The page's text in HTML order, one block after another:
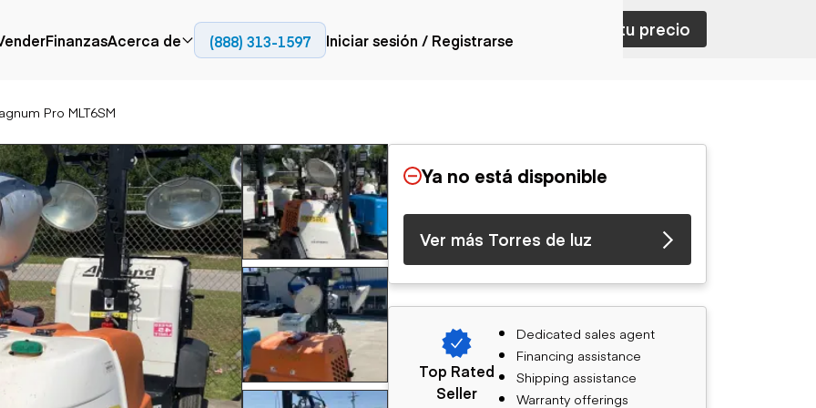
Aérea
Camiones con
plataforma
Grúas
Carretillas elevadoras
Ascensores
Manipuladores
telescópicos
Movimiento de
tierra
Retroexcavadoras
Cargadoras compactas
Fresadoras en frío
Compactadores
Adoquines
Recuperadores de
carreteras
Generación de
energía
Generadores
Camiones articulados
Camiones con
plataforma
Camiones volquetes
Camiones de
transporte
Camiones fuera de
carretera
Camiones de servicio
Camiones especiales
Camiones con
remolque cisterna
FinanzasAcerca de
Blog
(888) 313-1597 Iniciar sesión / Registrarse
Pro MLT6SM
Contactar con ventas Nombra tu precio
Ya no está disponible
Ver más Torres de luz
Top Rated
Seller
Dedicated sales agent
Financing assistance
Shipping assistance
Warranty offerings